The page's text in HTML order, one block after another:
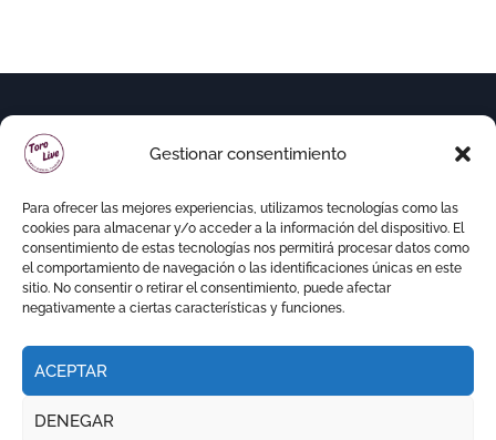
Gestionar consentimiento
Para ofrecer las mejores experiencias, utilizamos tecnologías como las
cookies para almacenar y/o acceder a la información del dispositivo. El
consentimiento de estas tecnologías nos permitirá procesar datos como
el comportamiento de navegación o las identificaciones únicas en este
sitio. No consentir o retirar el consentimiento, puede afectar
negativamente a ciertas características y funciones.
ACEPTAR
DENEGAR
Copyright © Todos los derechos reservados